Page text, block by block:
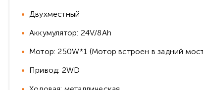
Двухместный
Аккумулятор: 24V/8Ah
Мотор: 250W*1 (Мотор встроен в задний
Привод: 2WD